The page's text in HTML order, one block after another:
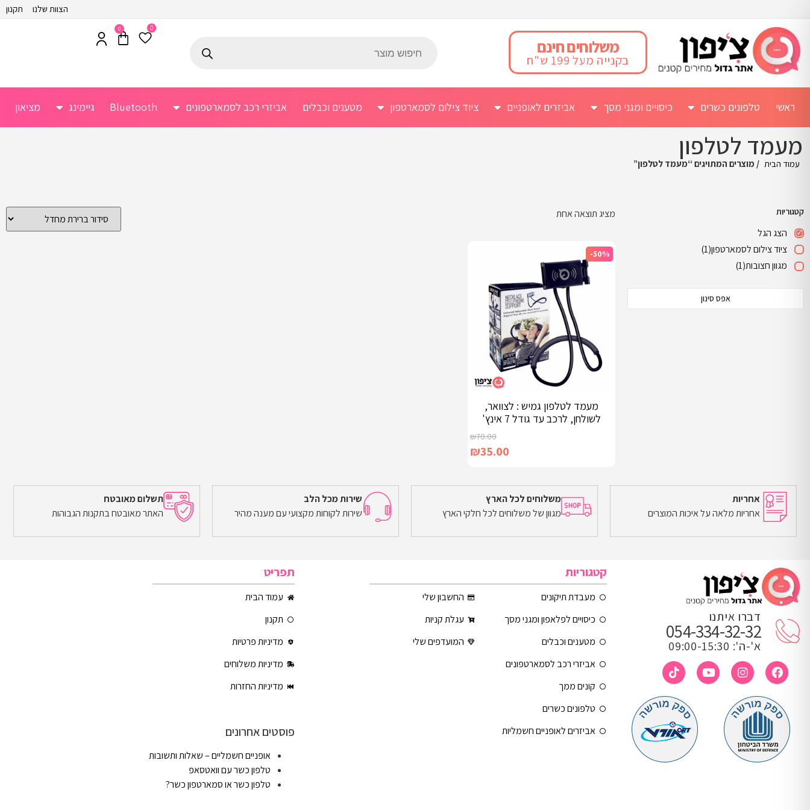
הצוות שלנו תקנון
משלוחים חינם
בקנייה מעל 199 ש"ח
0
0
ראשי טלפונים כשרים כיסויים ומגני מסך אביזרים לאופניים ציוד צילום לסמארטפון מטענים וכבלים אביזרי רכב לסמארטפונים Bluetooth גיימינג מציאון
מעמד לטלפון
עמוד הבית / מוצרים המתויגים “מעמד לטלפון”
קטגוריות
הצג הגל
ציוד צילום לסמארטפון(1)
מגוון חצובות(1)
אפס סינון
מציג תוצאה אחת
-50%
מעמד לטלפון גמיש : לצוואר,
לשולחן, לרכב עד גודל 7 אינץ'
₪70.00
₪35.00
מידע נוסף
אחריות
אחריות מלאה על איכות המוצרים
משלוחים לכל הארץ
מגוון של משלוחים לכל חלקי הארץ
שירות מכל הלב
שירות לקוחות מקצועי עם מענה מהיר
תשלום מאובטח
האתר מאובטח בתקנות הגבוהות
דברו איתנו
054-334-32-32
א'-ה': 09:00-15:30
קטגוריות
מעבדת תיקונים
כיסויים לפלאפון ומגני מסך
מטענים וכבלים
אביזרי רכב לסמארטפונים
קונים ממך
טלפונים כשרים
אביזרים לאופניים חשמליות
החשבון שלי
עגלת קניות
המועדפים שלי
תפריט
עמוד הבית
תקנון
מדיניות פרטיות
מדיניות משלוחים
מדיניות החזרות
פוסטים אחרונים
אופניים חשמליים – שאלות ותשובות
טלפון כשר עם וואטסאפ
טלפון כשר או סמארטפון כשר?